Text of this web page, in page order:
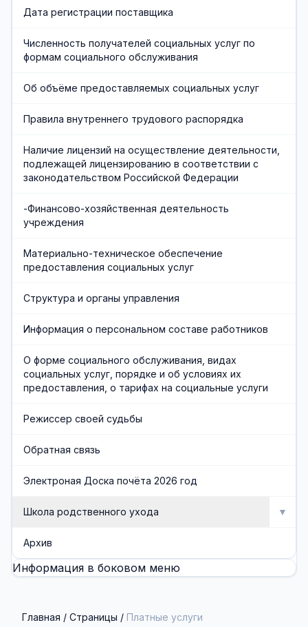
Дата регистрации поставщика
Численность получателей социальных услуг по
формам социального обслуживания
Об объёме предоставляемых социальных услуг
Правила внутреннего трудового распорядка
Наличие лицензий на осуществление деятельности,
подлежащей лицензированию в соответствии с
законодательством Российской Федерации
-Финансово-хозяйственная деятельность
учреждения
Материально-техническое обеспечение
предоставления социальных услуг
Структура и органы управления
Информация о персональном составе работников
О форме социального обслуживания, видах
социальных услуг, порядке и об условиях их
предоставления, о тарифах на социальные услуги
Режиссер своей судьбы
Обратная связь
Электроная Доска почёта 2026 год
Школа родственного ухода ▼
Школа родственного ухода
Занятия
Архив
Информация в боковом меню
Главная / Страницы / Платные услуги